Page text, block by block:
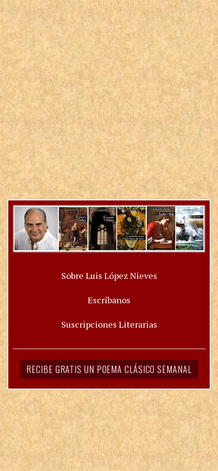
Sobre Luis López Nieves
Escríbanos
Suscripciones Literarias
RECIBE GRATIS UN POEMA CLÁSICO SEMANAL